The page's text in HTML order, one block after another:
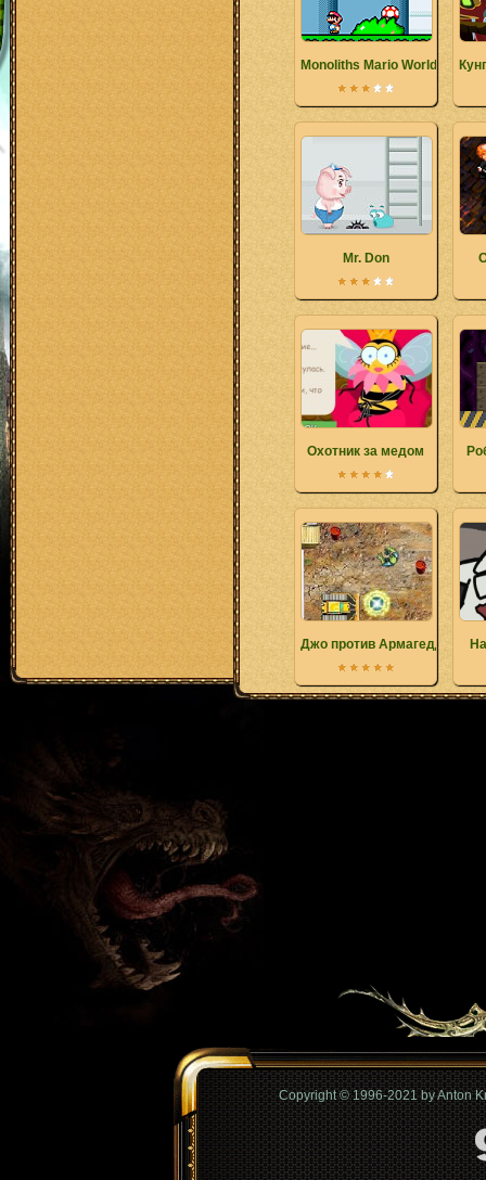
Monoliths Mario World
Mr. Don
Охотник за медом
Джо против Армагеддона
Copyright © 1996-2021 by Anton